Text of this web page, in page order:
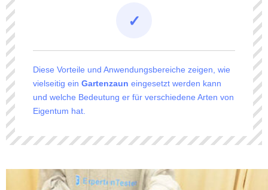
Diese Vorteile und Anwendungsbereiche zeigen, wie
vielseitig ein Gartenzaun eingesetzt werden kann
und welche Bedeutung er für verschiedene Arten von
Eigentum hat.